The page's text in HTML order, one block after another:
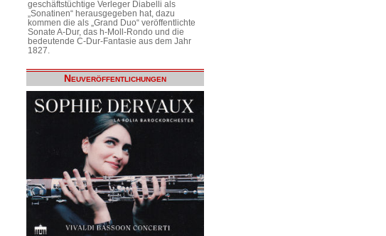
geschäftstüchtige Verleger Diabelli als
„Sonatinen“ herausgegeben hat, dazu
kommen die als „Grand Duo“ veröffentlichte
Sonate A-Dur, das h-Moll-Rondo und die
bedeutende C-Dur-Fantasie aus dem Jahr
1827.
Neuveröffentlichungen